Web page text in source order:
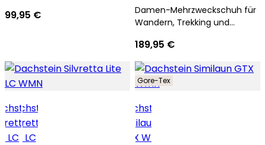
99,95 €
Damen-Mehrzweckschuh für
Wandern, Trekking und
189,95 €
Gore-Tex